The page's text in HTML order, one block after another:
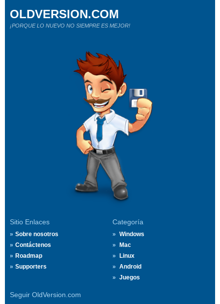
Sitio Enlaces
Sobre nosotros
Contáctenos
Roadmap
Supporters
Categoría
Windows
Mac
Linux
Android
Juegos
Seguir OldVersion.com
OLDVERSION.COM
¡PORQUE LO NUEVO NO SIEMPRE ES MEJOR!